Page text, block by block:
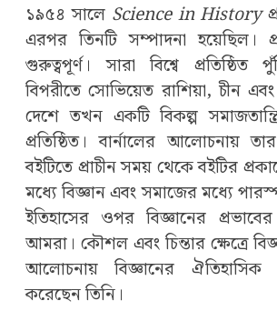
১৯৫৪ সালে Science in History
এরপর তিনটি সম্পাদনা হয়েছিল।
গুরুত্বপূর্ণ। সারা বিশ্বে প্রতিষ্ঠিত
বিপরীতে সোভিয়েত রাশিয়া, চীন
দেশে তখন একটি বিকল্প
প্রতিষ্ঠিত। বার্নালের আলোচনায়
বইটিতে প্রাচীন সময় থেকে বইটির
মধ্যে বিজ্ঞান এবং সমাজের মধ্যে
ইতিহাসের ওপর বিজ্ঞানের
আমরা। কৌশল এবং চিন্তার ক্ষেত্রে
আলোচনায় বিজ্ঞানের ঐতিহাসিক
করেছেন তিনি।